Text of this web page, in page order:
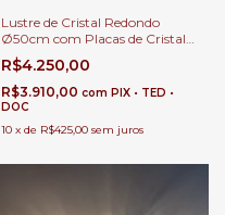
Lustre de Cristal Redondo
Ø50cm com Placas de Cristal
para Sala de Estar e Jantar.
R$4.250,00
R$3.910,00 com PIX • TED •
DOC
10 x de R$425,00 sem juros